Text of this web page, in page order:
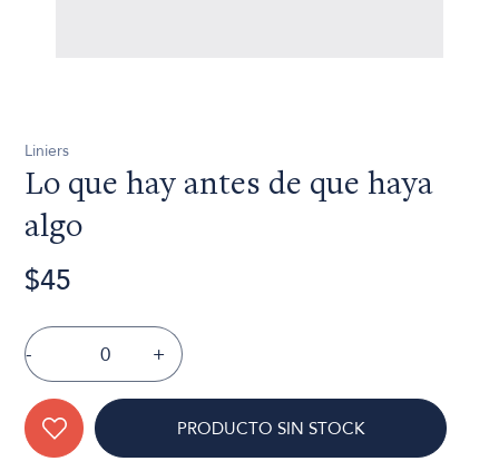
Liniers
Lo que hay antes de que haya
algo
$45
- +
PRODUCTO SIN STOCK